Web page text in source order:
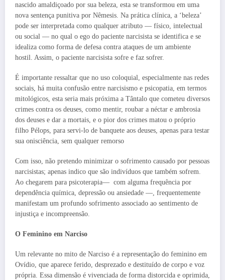
nascido amaldiçoado por sua beleza, esta se transformou em uma
nova sentença punitiva por Nêmesis. Na prática clínica, a ‘beleza’
pode ser interpretada como qualquer atributo — físico, intelectual
ou social — no qual o ego do paciente narcisista se identifica e se
idealiza como forma de defesa contra ataques de um ambiente
hostil. Assim, o paciente narcisista sofre e faz sofrer.
É importante ressaltar que no uso coloquial, especialmente nas redes
sociais, há muita confusão entre narcisismo e psicopatia, em termos
mitológicos, esta seria mais próxima a Tântalo que cometeu diversos
crimes contra os deuses, como mentir, roubar a néctar e ambrosia
dos deuses e dar a mortais, e o pior dos crimes matou o próprio
filho Pélops, para servi-lo de banquete aos deuses, apenas para testar
sua onisciência, sem qualquer remorso
Com isso, não pretendo minimizar o sofrimento causado por pessoas
narcisistas; apenas indico que são indivíduos que também sofrem.
Ao chegarem para psicoterapia— com alguma frequência por
dependência química, depressão ou ansiedade —, frequentemente
manifestam um profundo sofrimento associado ao sentimento de
injustiça e incompreensão.
O Feminino em Narciso
Um relevante no mito de Narciso é a representação do feminino em
Ovídio, que aparece ferido, desprezado e destituído de corpo e voz
própria. Essa dimensão é vivenciada de forma distorcida e oprimida,